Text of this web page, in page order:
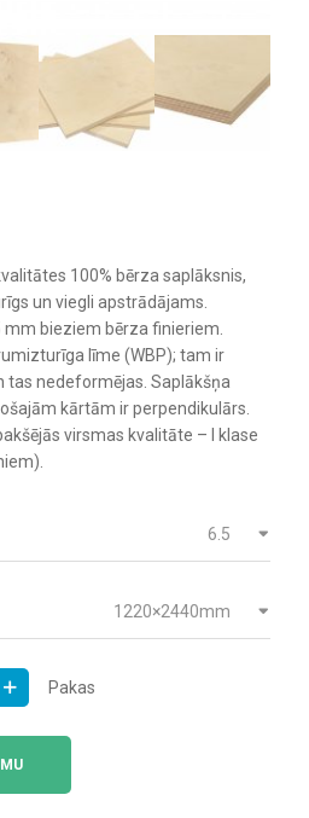
100% bērza saplāksnis,
un viegli apstrādājams.
bieziem bērza finieriem.
līme (WBP); tam ir
nedeformējas. Saplākšņa
kārtām ir perpendikulārs.
virsmas kvalitāte – I klase
6.5
1220×2440mm
Pakas